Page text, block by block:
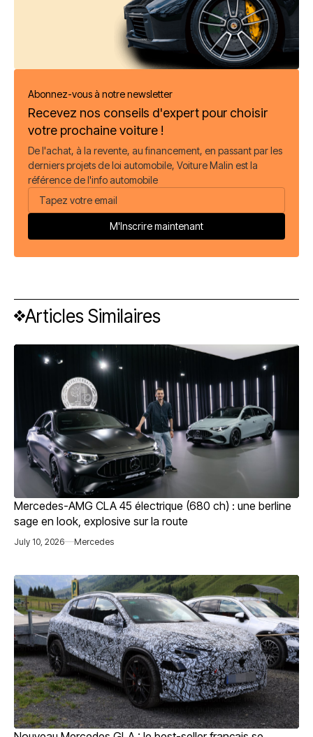
Abonnez-vous à notre newsletter
Recevez nos conseils d'expert pour choisir
votre prochaine voiture !
De l'achat, à la revente, au financement, en passant par les
derniers projets de loi automobile, Voiture Malin est la
référence de l'info automobile
Articles Similaires
Mercedes-AMG CLA 45 électrique (680 ch) : une berline
sage en look, explosive sur la route
July 10, 2026 Mercedes